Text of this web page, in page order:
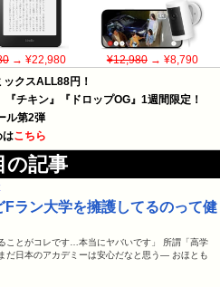
→ ¥22,980 ¥12,980→ ¥8,790
クスALL88円！
チキン』『ドロップOG』1週間限定！
ル第2弾
はこちら
の記事
Fラン大学を擁護してるのって健
ことがコレです…本当にヤバいです」 所謂「高学
だ日本のアカデミーは安心だなと思う— おほとも